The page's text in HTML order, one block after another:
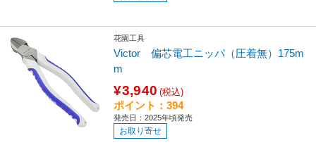
花園工具
Victor 偏芯電工ニッパ（圧着無）175m
m
¥3,940 (税込)
ポイント：394
発売日：2025年頃発売
お取り寄せ